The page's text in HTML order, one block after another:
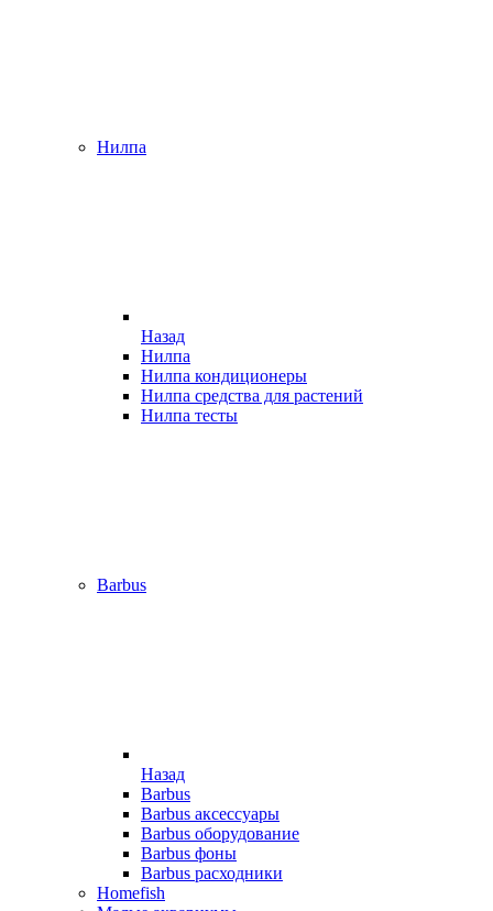
Нилпа
Назад
Нилпа
Нилпа кондиционеры
Нилпа средства для растений
Нилпа тесты
Barbus
Назад
Barbus
Barbus аксессуары
Barbus оборудование
Barbus фоны
Barbus расходники
Homefish